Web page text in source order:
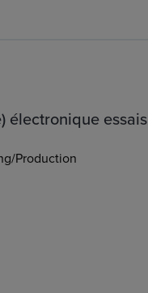
électronique essais
Production